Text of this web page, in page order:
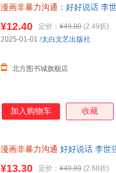
漫画非暴力沟通 ：好好说话 李
¥12.40 定价： ¥49.80 (2.49折)
北方图书城旗舰店
2025-01-01 /太白文艺出版社
加入购物车 收藏
漫画非暴力沟通 好好说话 李世
¥13.30 定价： ¥49.80 (2.68折)